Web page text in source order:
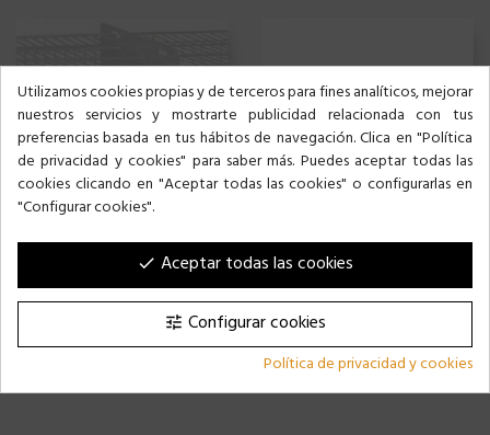
SEPARADOR CHAPA JAULA 350
9,99 €
JAULA 641 PÁJAROS
29,99 €
Utilizamos cookies propias y de terceros para fines analíticos, mejorar
nuestros servicios y mostrarte publicidad relacionada con tus
preferencias basada en tus hábitos de navegación. Clica en "Política
de privacidad y cookies" para saber más. Puedes aceptar todas las
cookies clicando en "Aceptar todas las cookies" o configurarlas en
"Configurar cookies".
done Aceptar todas las cookies
tune Configurar cookies
Política de privacidad y cookies